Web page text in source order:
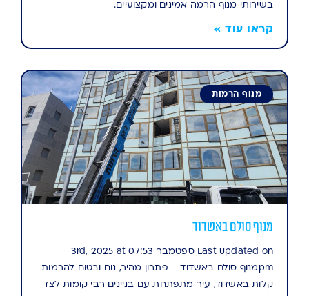
בשירותי מנוף הרמה אמינים ומקצועיים.
קראו עוד »
מנוף הרמות
מנוף סולם באשדוד
Last updated on ספטמבר 3rd, 2025 at 07:53
pmמנוף סולם באשדוד – פתרון מהיר, נוח ובטוח להרמות
קלות באשדוד, עיר מתפתחת עם בניינים רבי קומות לצד